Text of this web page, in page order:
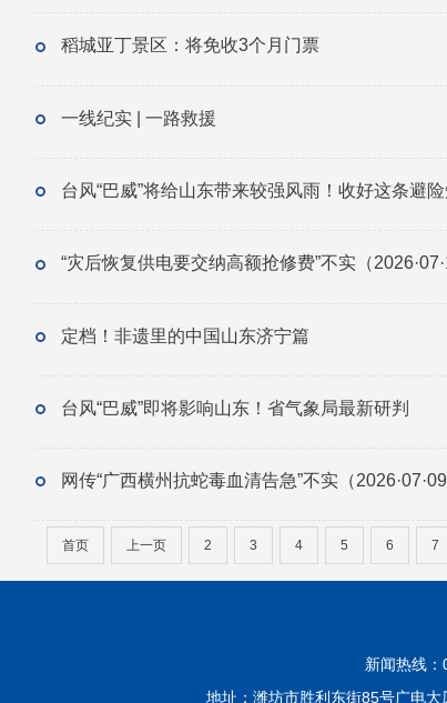
稻城亚丁景区：将免收3个月门票
一线纪实 | 一路救援
台风“巴威”将给山东带来较强风雨！收好这条避
“灾后恢复供电要交纳高额抢修费”不实（
定档！非遗里的中国山东济宁篇
台风“巴威”即将影响山东！省气象局最新研判
网传“广西横州抗蛇毒血清告急”不实（2026·07·09
首页 上一页 2 3 4 5 6 7
新闻热线
地址：潍坊市胜利东街85号广电